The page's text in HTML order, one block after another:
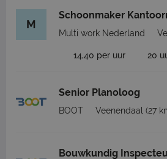
M
Schoonmaker
Multi work Nederland
14,40 per uur 20
Senior Planoloog
BOOT Veenendaal (27
Bouwkundig